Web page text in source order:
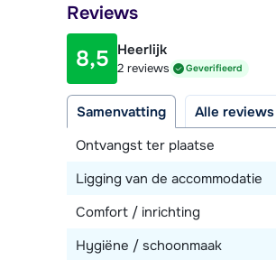
Reviews
8,5 Heerlijk
2 reviews Geverifieerd
Samenvatting
Alle reviews
Ontvangst ter plaatse
Ligging van de accommodatie
Comfort / inrichting
Hygiëne / schoonmaak